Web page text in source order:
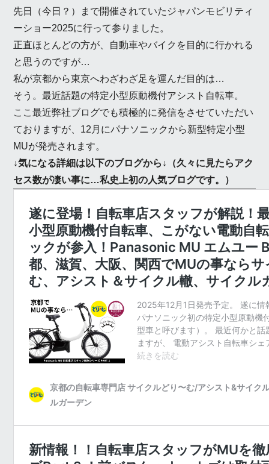
先日（今日？）まで開催されていたジャパンモビリティ
ーショー2025に行って参りました。
正直ほとんどの方が、自動車やバイクを目的に行かれる
と思うのですが…
私が京都から東京へわざわざ足を運んだ目的は…
そう。最近話題の特定小型原動機付アシスト自転車。
ここ最近弊社ブログでも積極的に発信をさせていただい
ておりますが、12月にパナソニックから新型特定小型
MUが発売されます。
↓気になる詳細は以下のブログから↓（久々に見たらアク
セス数が凄い事に…私史上初の人気ブログです。）